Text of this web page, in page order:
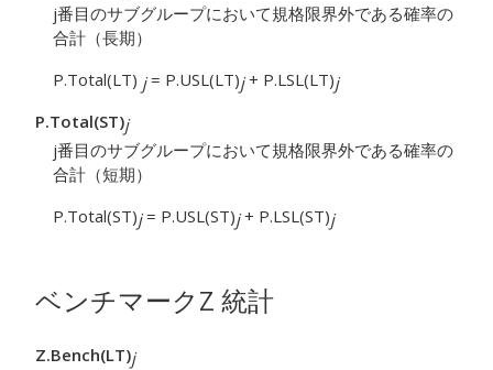
j番目のサブグループにおいて規格限界外である確率の
合計（長期）
P.Total(LT) j= P.USL(LT)j+ P.LSL(LT)j
P.Total(ST)j
j番目のサブグループにおいて規格限界外である確率の
合計（短期）
P.Total(ST)j= P.USL(ST)j+ P.LSL(ST)j
ベンチマークZ 統計
Z.Bench(LT)j